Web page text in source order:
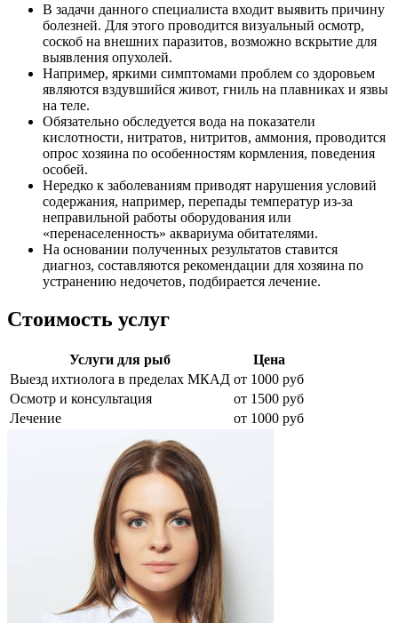
В задачи данного специалиста входит выявить причину
болезней. Для этого проводится визуальный осмотр,
соскоб на внешних паразитов, возможно вскрытие для
выявления опухолей.
Например, яркими симптомами проблем со здоровьем
являются вздувшийся живот, гниль на плавниках и язвы
на теле.
Обязательно обследуется вода на показатели
кислотности, нитратов, нитритов, аммония, проводится
опрос хозяина по особенностям кормления, поведения
особей.
Нередко к заболеваниям приводят нарушения условий
содержания, например, перепады температур из-за
неправильной работы оборудования или
«перенаселенность» аквариума обитателями.
На основании полученных результатов ставится
диагноз, составляются рекомендации для хозяина по
устранению недочетов, подбирается лечение.
Стоимость услуг
Услуги для рыб
Цена
Выезд ихтиолога в пределах МКАД от 1000 руб
Осмотр и консультация
от 1500 руб
Лечение
от 1000 руб